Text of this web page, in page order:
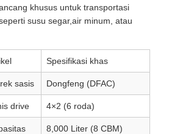
khusus untuk transportasi
susu segar,air minum, atau
Spesifikasi khas
sasis Dongfeng (DFAC)
drive 4×2 (6 roda)
8,000 Liter (8 CBM)